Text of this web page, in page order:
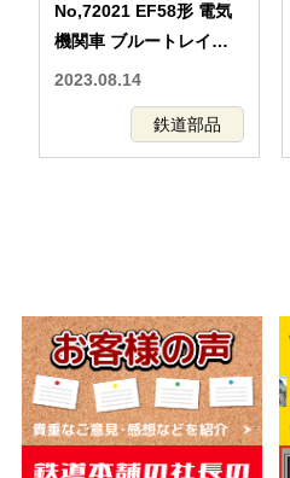
No,72021 EF58形 電気
機関車 ブルートレイン
色 Tenshodo 鉄道模型
2023.08.14
鉄道部品